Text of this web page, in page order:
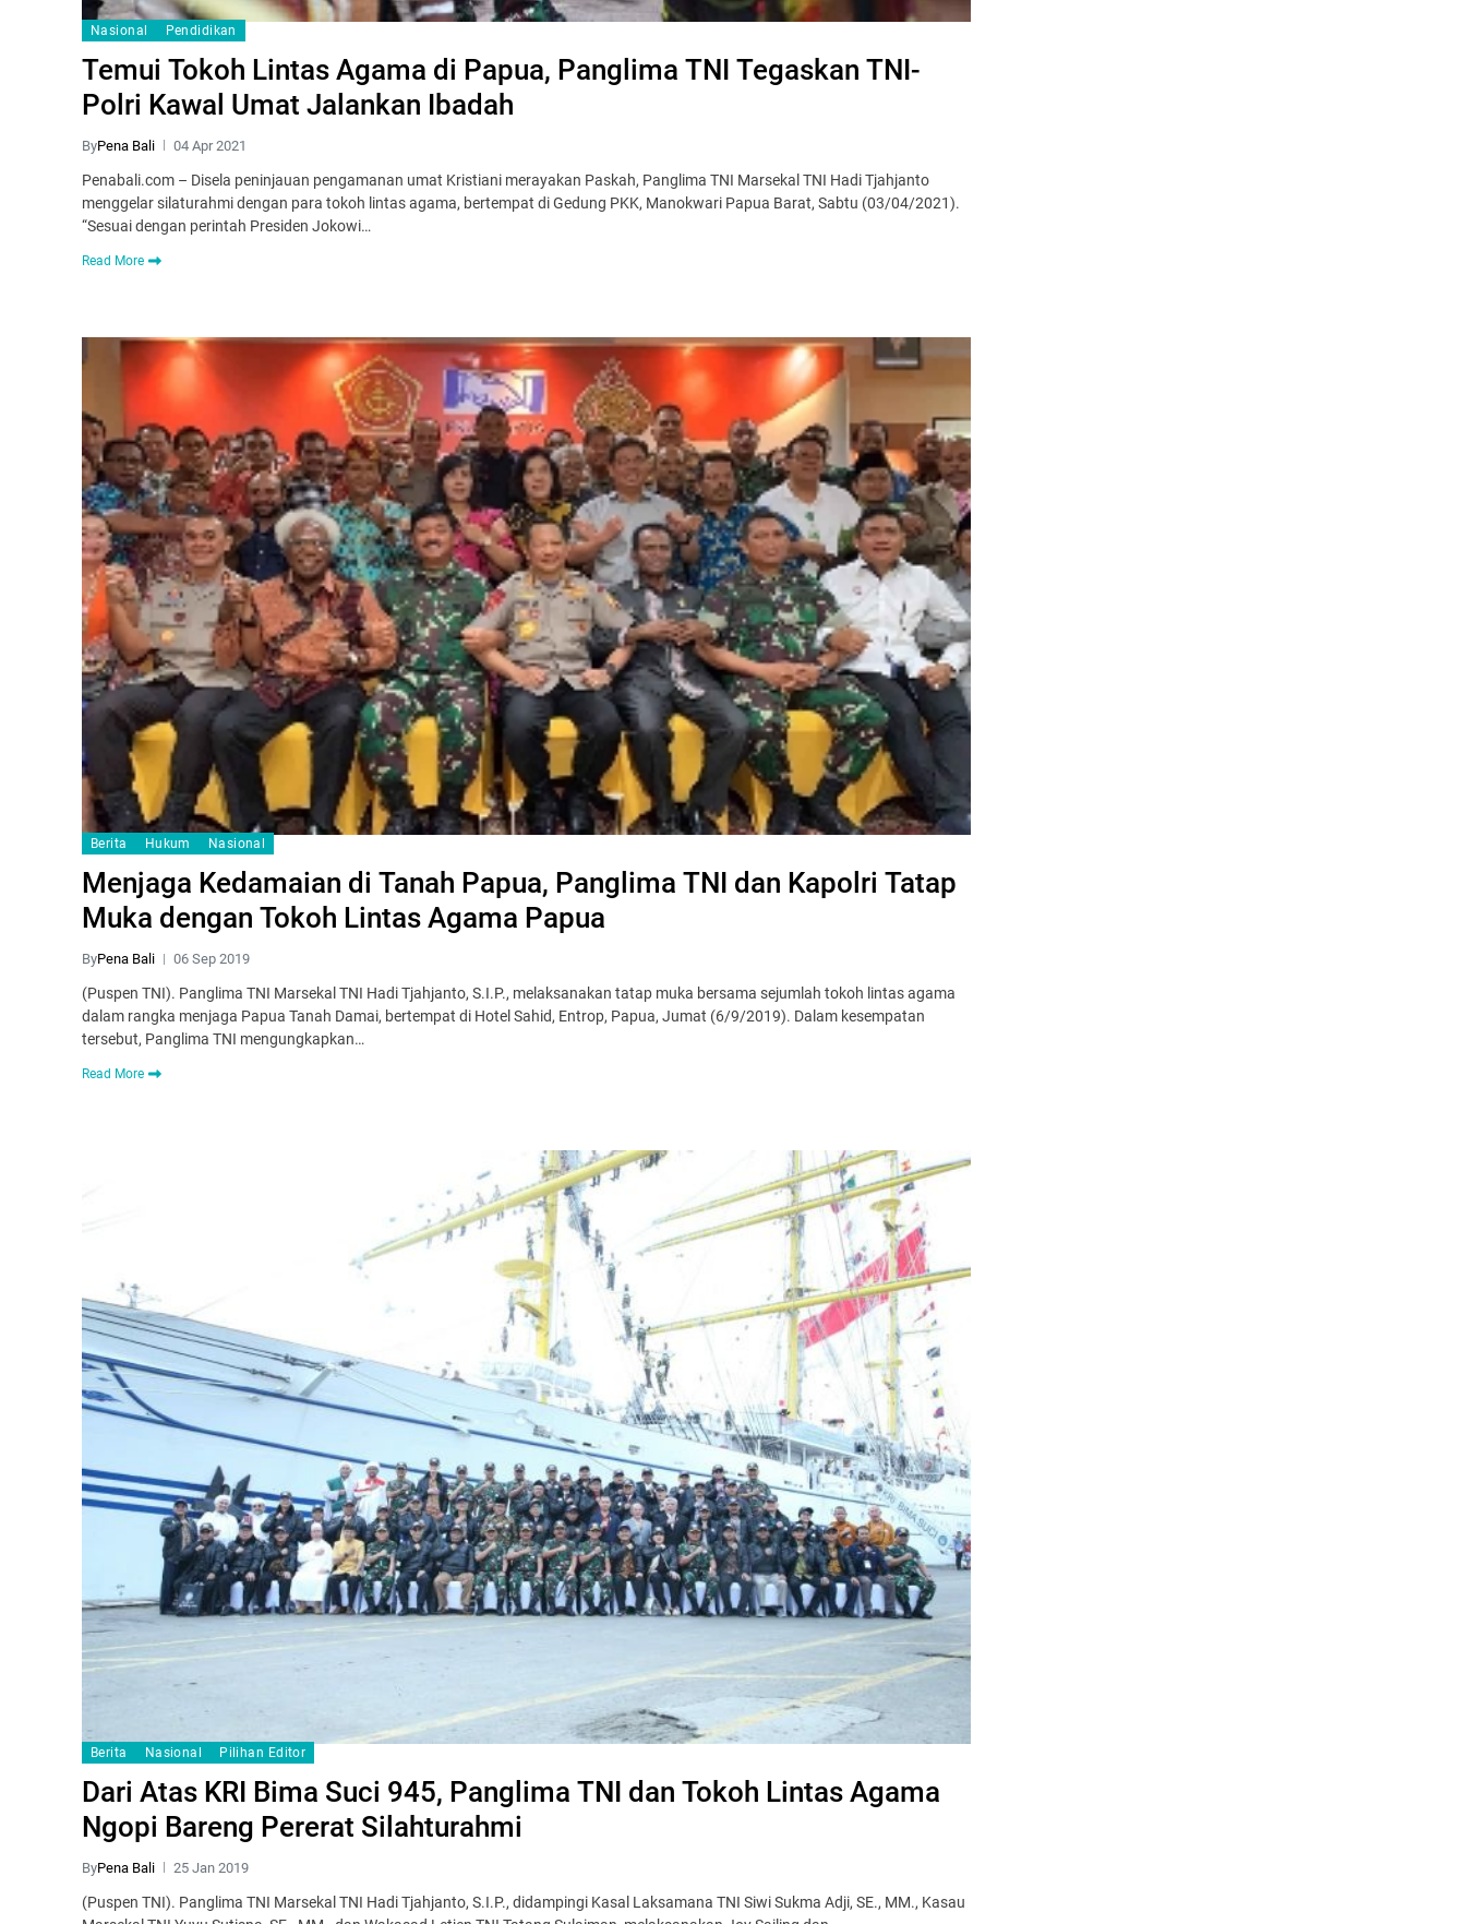
Nasional Pendidikan
Temui Tokoh Lintas Agama di Papua, Panglima TNI Tegaskan TNI-
Polri Kawal Umat Jalankan Ibadah
ByPena Bali 04 Apr 2021
Penabali.com – Disela peninjauan pengamanan umat Kristiani merayakan Paskah, Panglima TNI Marsekal TNI Hadi Tjahjanto
menggelar silaturahmi dengan para tokoh lintas agama, bertempat di Gedung PKK, Manokwari Papua Barat, Sabtu (03/04/2021).
“Sesuai dengan perintah Presiden Jokowi…
Read More
Berita Hukum Nasional
Menjaga Kedamaian di Tanah Papua, Panglima TNI dan Kapolri Tatap
Muka dengan Tokoh Lintas Agama Papua
ByPena Bali 06 Sep 2019
(Puspen TNI). Panglima TNI Marsekal TNI Hadi Tjahjanto, S.I.P., melaksanakan tatap muka bersama sejumlah tokoh lintas agama
dalam rangka menjaga Papua Tanah Damai, bertempat di Hotel Sahid, Entrop, Papua, Jumat (6/9/2019). Dalam kesempatan
tersebut, Panglima TNI mengungkapkan…
Read More
Berita Nasional Pilihan Editor
Dari Atas KRI Bima Suci 945, Panglima TNI dan Tokoh Lintas Agama
Ngopi Bareng Pererat Silahturahmi
ByPena Bali 25 Jan 2019
(Puspen TNI). Panglima TNI Marsekal TNI Hadi Tjahjanto, S.I.P., didampingi Kasal Laksamana TNI Siwi Sukma Adji, SE., MM., Kasau